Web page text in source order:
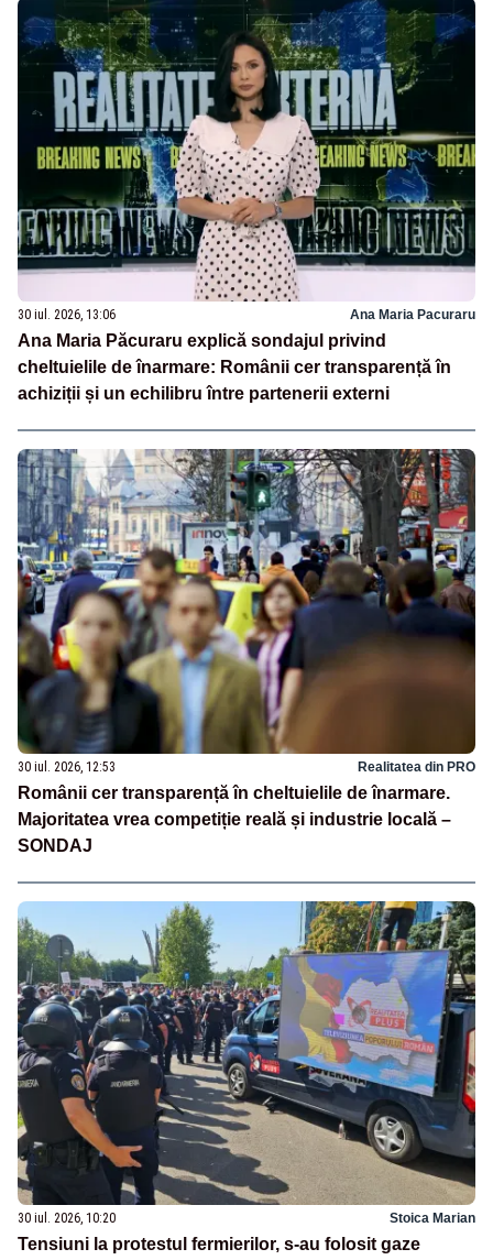
30 iul. 2026, 13:06 Ana Maria Pacuraru
Ana Maria Păcuraru explică sondajul privind
cheltuielile de înarmare: Românii cer transparență în
achiziții și un echilibru între partenerii externi
30 iul. 2026, 12:53 Realitatea din PRO
Românii cer transparență în cheltuielile de înarmare.
Majoritatea vrea competiție reală și industrie locală –
SONDAJ
30 iul. 2026, 10:20 Stoica Marian
Tensiuni la protestul fermierilor, s-au folosit gaze